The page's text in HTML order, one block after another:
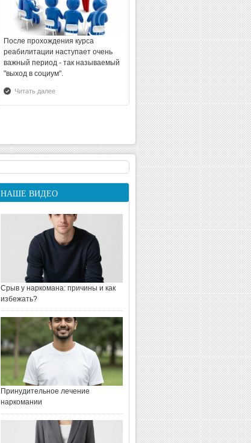
Партнеры
После прохождения курса
реабилитации наступает очень
важный период - так называемый
"выход в социум".
Читать далее
НАШЕ ВИДЕО
Срыв у наркомана:
причины и как
избежать?
Срыв у наркомана: причины и как
избежать?
Принудительное
лечение наркомании
Принудительное лечение
наркомании
Причины подростковой